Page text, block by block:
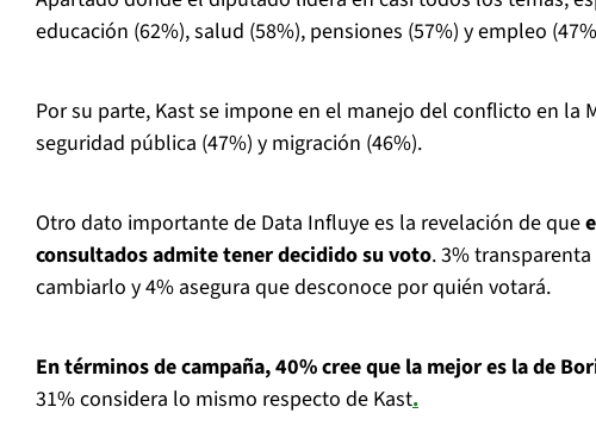
educación (62%), salud (58%), pensiones (57%) y empleo
Por su parte, Kast se impone en el manejo del conflicto en la
seguridad pública (47%) y migración (46%).
Otro dato importante de Data Influye es la revelación de que
consultados admite tener decidido su voto. 3%
cambiarlo y 4% asegura que desconoce por quién votará.
En términos de campaña, 40% cree que la mejor es la de
31% considera lo mismo respecto de Kast.